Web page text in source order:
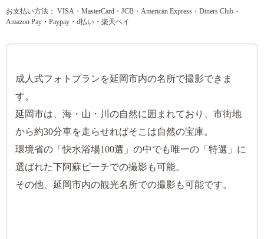
お支払い方法： VISA・MasterCard・JCB・American Express・Diners Club・
Amazon Pay・Paypay・d払い・楽天ペイ
成人式フォトプランを延岡市内の名所で撮影できま
す。
延岡市は、海・山・川の自然に囲まれており、市街地
から約30分車を走らせればそこは自然の宝庫。
環境省の「快水浴場100選」の中でも唯一の「特選」に
選ばれた下阿蘇ビーチでの撮影も可能。
その他、延岡市内の観光名所での撮影も可能です。